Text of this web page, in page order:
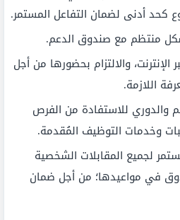
كحد أدنى لضمان التفاعل المستمر.
منتظم مع صندوق الدعم.
والالتزام بحضورها من أجل
اللازمة.
والدوري للاستفادة من الفرص
وخدمات التوظيف المُقدمة.
لجميع المقابلات الشخصية
في مواعيدها؛ من أجل ضمان